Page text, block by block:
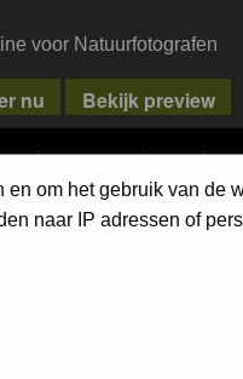
voor Natuurfotografen
CONTACT FAQ
om het gebruik van de
naar IP adressen of